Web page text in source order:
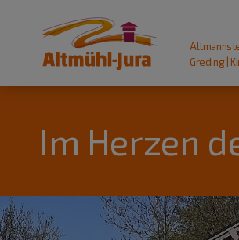
Greding |
Im Herzen